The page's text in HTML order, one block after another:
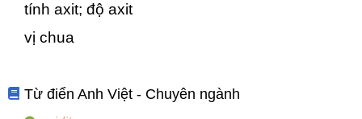
tính axit; độ axit
vị chua
Từ điển Anh Việt - Chuyên ngành